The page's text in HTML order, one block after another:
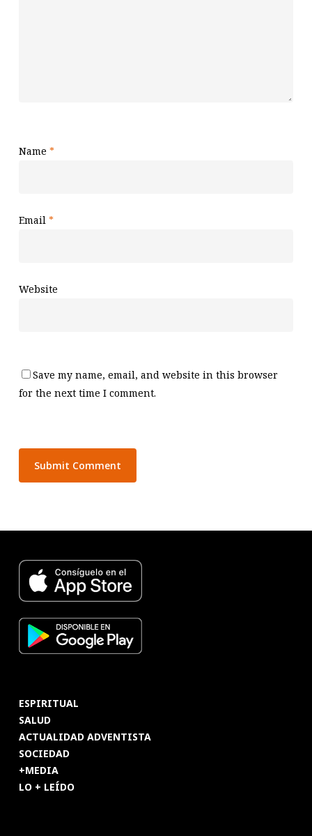
Name *
Email *
Website
Save my name, email, and website in this browser
for the next time I comment.
ESPIRITUAL
SALUD
ACTUALIDAD ADVENTISTA
SOCIEDAD
+MEDIA
LO + LEÍDO